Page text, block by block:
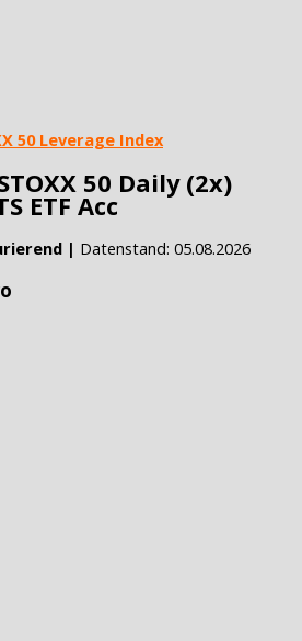
50 Leverage Index
50 Daily (2x)
ETF Acc
| Datenstand: 05.08.2026